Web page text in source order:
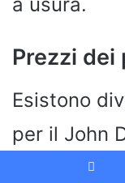
Prezzi
Esistono
per il John
possono